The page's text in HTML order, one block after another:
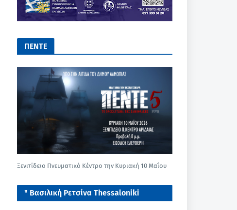
ΠΕΝΤΕ
Ξενιτίδειο Πνευματικό Κέντρο την Κυριακή 10 Μαΐου
" Βασιλική Ρετσίνα Thessaloniki